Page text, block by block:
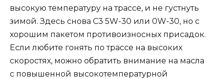
высокую температуру на трассе, и не густнуть
зимой. Здесь снова C3 5W-30 или 0W-30, но с
хорошим пакетом противоизносных присадок.
Если любите гонять по трассе на высоких
скоростях, можно обратить внимание на масла
с повышенной высокотемпературной